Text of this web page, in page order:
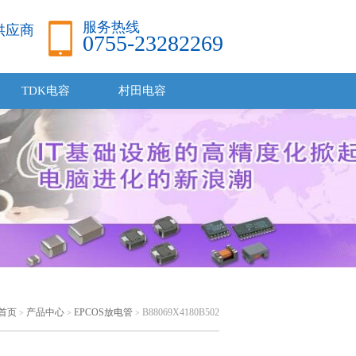
应商 服务热线
0755-23282269
TDK电容 村田电容
页 > 产品中心 > EPCOS放电管 > B88069X4180B502